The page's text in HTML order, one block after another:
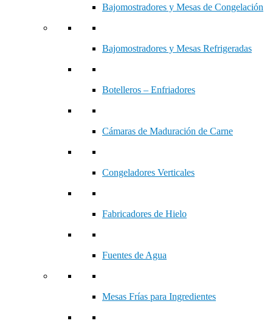
Bajomostradores y Mesas de Congelación
Bajomostradores y Mesas Refrigeradas
Botelleros – Enfriadores
Cámaras de Maduración de Carne
Congeladores Verticales
Fabricadores de Hielo
Fuentes de Agua
Mesas Frías para Ingredientes